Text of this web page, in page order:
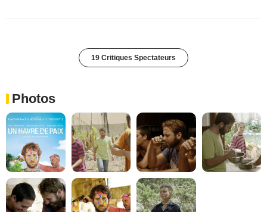
19 Critiques Spectateurs
Photos